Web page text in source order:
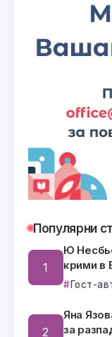
Популярни
Ю
крими в
Гост-
Яна
за